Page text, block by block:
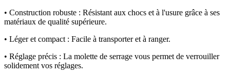
• Construction robuste : Résistant aux chocs et à l'usure grâce à ses
matériaux de qualité supérieure.
• Léger et compact : Facile à transporter et à ranger.
• Réglage précis : La molette de serrage vous permet de verrouiller
solidement vos réglages.